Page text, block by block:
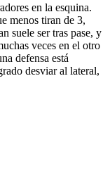
en la esquina.
menos tiran de 3,
suele ser tras pase, y
veces en el otro
defensa está
desviar al lateral,